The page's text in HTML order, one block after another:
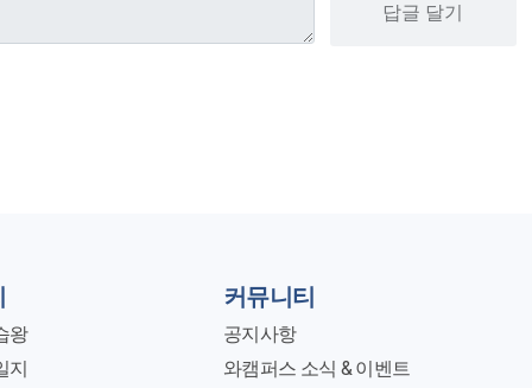
답글 달기
왕
지
커뮤니티
공지사항
와캠퍼스 소식 & 이벤트